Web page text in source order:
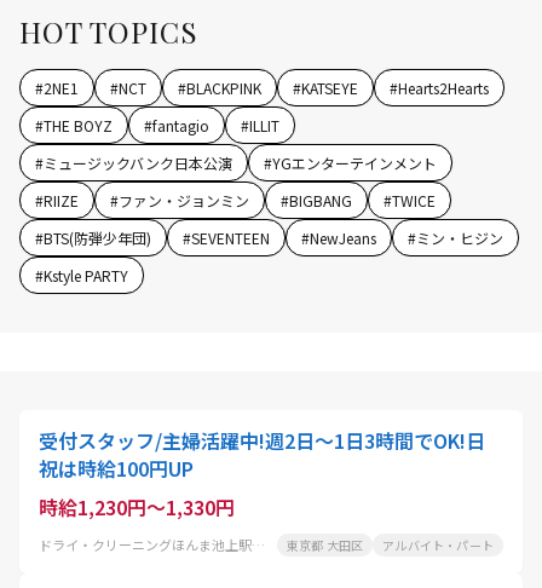
HOT TOPICS
#2NE1 #NCT #BLACKPINK #KATSEYE #Hearts2Hearts
#THE BOYZ #fantagio #ILLIT
#ミュージックバンク日本公演 #YGエンターテインメント
#RIIZE #ファン・ジョンミン #BIGBANG #TWICE
#BTS(防弾少年団) #SEVENTEEN #NewJeans #ミン・ヒジン
#Kstyle PARTY
受付スタッフ/主婦活躍中!週2日～1日3時間でOK!日
祝は時給100円UP
時給1,230円～1,330円
ドライ・クリーニングほんま池上駅前店 東京都 大田区 アルバイト・パート